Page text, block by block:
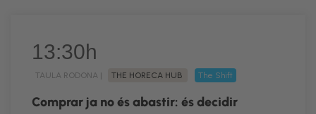
13:30h
TAULA RODONA | THE HORECA HUB The Shift
Comprar ja no és abastir: és decidir